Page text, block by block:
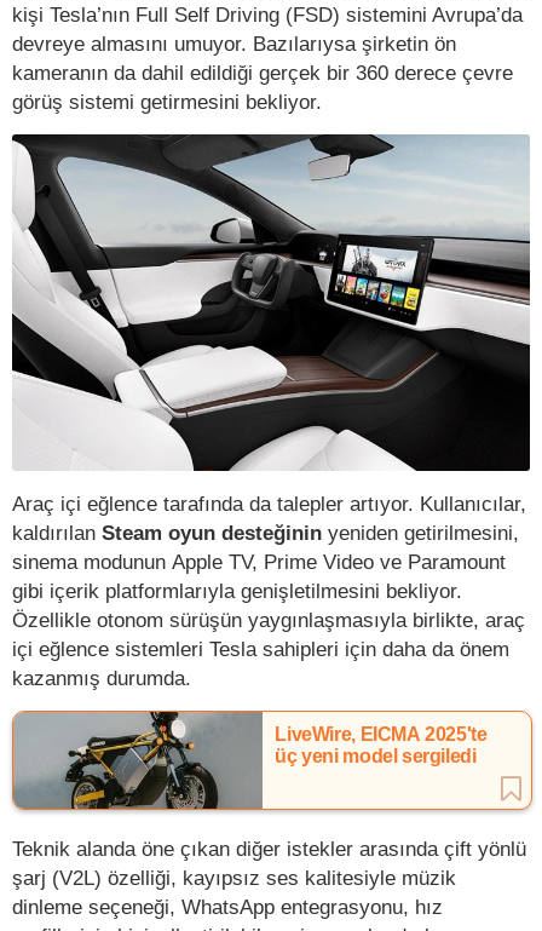
kişi Tesla’nın Full Self Driving (FSD) sistemini Avrupa’da
devreye almasını umuyor. Bazılarıysa şirketin ön
kameranın da dahil edildiği gerçek bir 360 derece çevre
görüş sistemi getirmesini bekliyor.
Araç içi eğlence tarafında da talepler artıyor. Kullanıcılar,
kaldırılan Steam oyun desteğinin yeniden getirilmesini,
sinema modunun Apple TV, Prime Video ve Paramount
gibi içerik platformlarıyla genişletilmesini bekliyor.
Özellikle otonom sürüşün yaygınlaşmasıyla birlikte, araç
içi eğlence sistemleri Tesla sahipleri için daha da önem
kazanmış durumda.
LiveWire, EICMA 2025'te
üç yeni model sergiledi
Teknik alanda öne çıkan diğer istekler arasında çift yönlü
şarj (V2L) özelliği, kayıpsız ses kalitesiyle müzik
dinleme seçeneği, WhatsApp entegrasyonu, hız